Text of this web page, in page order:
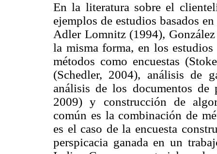
En la literatura sobre el
ejemplos de estudios basados
Adler Lomnitz (1994),
la misma forma, en los
métodos como encuestas
(Schedler, 2004), análisis de
análisis de los documentos de
2009) y construcción de
común es la combinación de
es el caso de la encuesta
perspicacia ganada en un